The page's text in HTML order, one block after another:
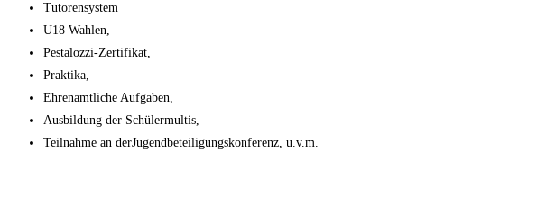
Tutorensystem
U18 Wahlen,
Pestalozzi-Zertifikat,
Praktika,
Ehrenamtliche Aufgaben,
Ausbildung der Schülermultis,
Teilnahme an derJugendbeteiligungskonferenz, u.v.m.